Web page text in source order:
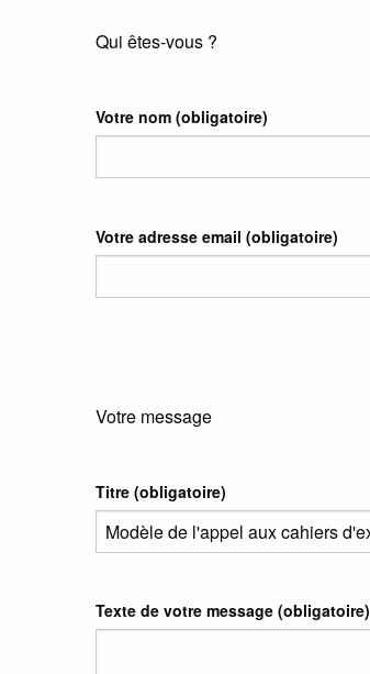
Qui êtes-vous ?
Votre nom (obligatoire)
Votre adresse email (obligatoire)
Votre message
Titre (obligatoire)
Texte de votre message (obligatoire)